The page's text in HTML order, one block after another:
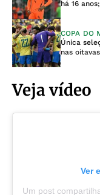
há 16
COPA DO
Única
nas oitavas
Veja vídeo
Ver